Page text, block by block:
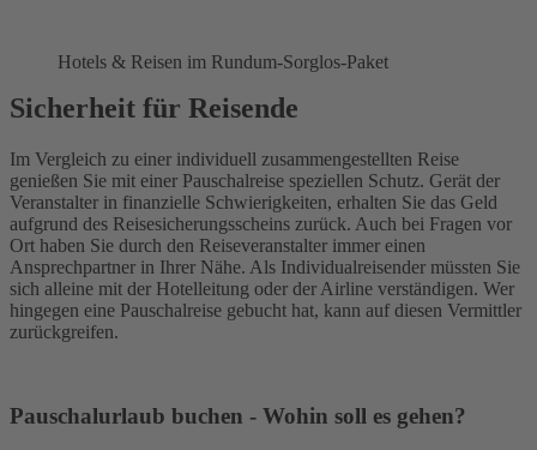
Hotels & Reisen im Rundum-Sorglos-Paket
Sicherheit für Reisende
Im Vergleich zu einer individuell zusammengestellten Reise
genießen Sie mit einer Pauschalreise speziellen Schutz. Gerät der
Veranstalter in finanzielle Schwierigkeiten, erhalten Sie das Geld
aufgrund des Reisesicherungsscheins zurück. Auch bei Fragen vor
Ort haben Sie durch den Reiseveranstalter immer einen
Ansprechpartner in Ihrer Nähe. Als Individualreisender müssten Sie
sich alleine mit der Hotelleitung oder der Airline verständigen. Wer
hingegen eine Pauschalreise gebucht hat, kann auf diesen Vermittler
zurückgreifen.
Pauschalurlaub buchen - Wohin soll es gehen?